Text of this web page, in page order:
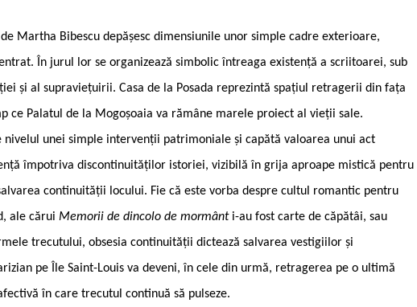
Martha Bibescu depășesc dimensiunile unor simple cadre exterioare,
În jurul lor se organizează simbolic întreaga existență a scriitoarei, sub
și al supraviețuirii. Casa de la Posada reprezintă spațiul retragerii din fața
ce Palatul de la Mogoșoaia va rămâne marele proiect al vieții sale.
nivelul unei simple intervenții patrimoniale și capătă valoarea unui act
împotriva discontinuităților istoriei, vizibilă în grija aproape mistică pentru
continuității locului. Fie că este vorba despre cultul romantic pentru
ale cărui Memorii de dincolo de mormânt i-au fost carte de căpătâi, sau
trecutului, obsesia continuității dictează salvarea vestigiilor și
pe Île Saint-Louis va deveni, în cele din urmă, retragerea pe o ultimă
în care trecutul continuă să pulseze.